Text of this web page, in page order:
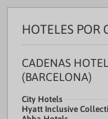
HOTELES POR
CADENAS
(BARCELONA)
City Hotels
Hyatt Inclusive